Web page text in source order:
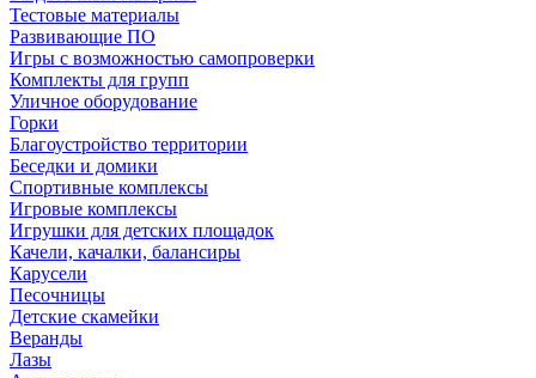
Тестовые материалы
Развивающие ПО
Игры с возможностью самопроверки
Комплекты для групп
Уличное оборудование
Горки
Благоустройство территории
Беседки и домики
Спортивные комплексы
Игровые комплексы
Игрушки для детских площадок
Качели, качалки, балансиры
Карусели
Песочницы
Детские скамейки
Веранды
Лазы